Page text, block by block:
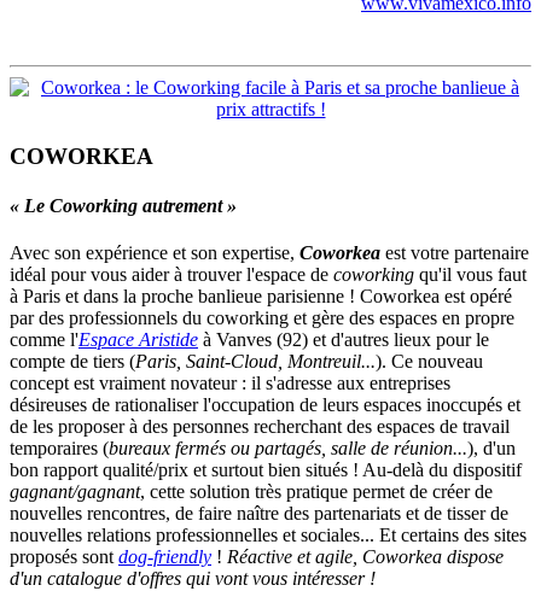
COWORKEA
« Le Coworking autrement »
Avec son expérience et son expertise, Coworkea est votre partenaire
idéal pour vous aider à trouver l'espace de coworking qu'il vous faut
à Paris et dans la proche banlieue parisienne ! Coworkea est opéré
par des professionnels du coworking et gère des espaces en propre
comme l'Espace Aristide à Vanves (92) et d'autres lieux pour le
compte de tiers (Paris, Saint-Cloud, Montreuil...). Ce nouveau
concept est vraiment novateur : il s'adresse aux entreprises
désireuses de rationaliser l'occupation de leurs espaces inoccupés et
de les proposer à des personnes recherchant des espaces de travail
temporaires (bureaux fermés ou partagés, salle de réunion...), d'un
bon rapport qualité/prix et surtout bien situés ! Au-delà du dispositif
gagnant/gagnant, cette solution très pratique permet de créer de
nouvelles rencontres, de faire naître des partenariats et de tisser de
nouvelles relations professionnelles et sociales... Et certains des sites
proposés sontdog-friendly ! Réactive et agile, Coworkea dispose
d'un catalogue d'offres qui vont vous intéresser !